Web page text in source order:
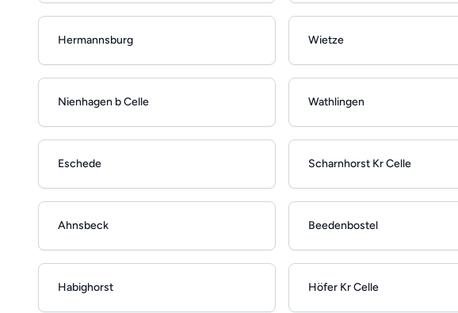
Hermannsburg Wietze
Nienhagen b Celle Wathlingen
Eschede Scharnhorst Kr Celle
Ahnsbeck Beedenbostel
Habighorst Höfer Kr Celle